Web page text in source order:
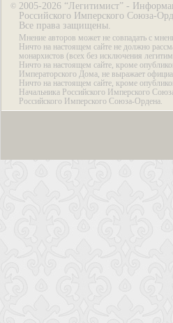
© 2005-2026 “Легитимист” -
Российского Имперского Союза-
Все права защищены.
Мнение авторов может не совпадать с
Ничто на настоящем сайте не должно
монархистов (всех без исключения
Ничто на настоящем сайте, кроме
Императорского Дома, не выражает
Ничто на настоящем сайте, кроме
Начальника Российского Имперского
Российского Имперского Союза-Ордена.